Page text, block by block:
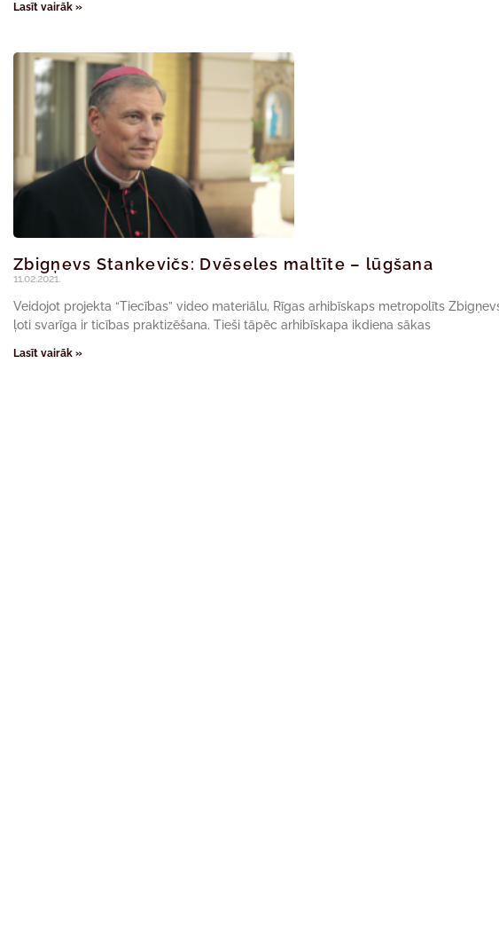
Lasīt vairāk »
Zbigņevs Stankevičs: Dvēseles maltīte – lūgšana
11.02.2021.
Veidojot projekta “Tiecības” video materiālu, Rīgas arhibīskaps metropolīts
ļoti svarīga ir ticības praktizēšana. Tieši tāpēc arhibīskapa ikdiena sākas
Lasīt vairāk »